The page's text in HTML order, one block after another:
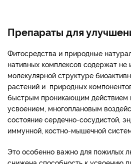
Препараты для
Фитосредства и природные
нативных комплексов содержат не
молекулярной структуре
растений и природных
быстрым проникающим действием
усвоением, многоплановым
состояние сердечно-сосудистой,
иммунной, костно-мышечной
Это особенно важно для пожилых
снижена способность к усвоению